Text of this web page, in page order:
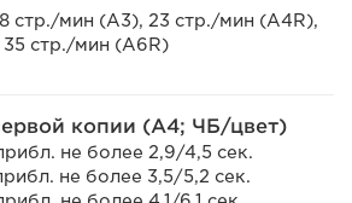
стр./мин (A3), 23 стр./мин (A4R),
стр./мин (A6R)
копии (A4; ЧБ/цвет)
не более 2,9/4,5 сек.
не более 3,5/5,2 сек.